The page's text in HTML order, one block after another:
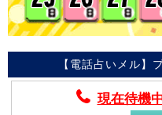
【電話占いメル】
現在待機